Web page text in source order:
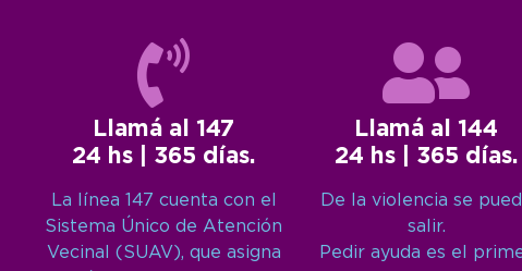
Llamá al 147
24 hs | 365 días.
La línea 147 cuenta con el
Sistema Único de Atención
Vecinal (SUAV), que asigna
Llamá al 144
24 hs | 365 días.
De la violencia se
salir.
Pedir ayuda es el